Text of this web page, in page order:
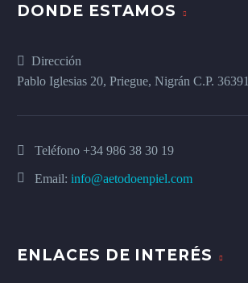
DONDE ESTAMOS
Dirección
Pablo Iglesias 20, Priegue, Nigrán C.P. 36391
Teléfono +34 986 38 30 19
Email: info@aetodoenpiel.com
ENLACES DE INTERÉS